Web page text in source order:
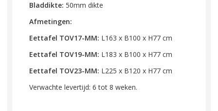
Bladdikte: 50mm dikte
Afmetingen:
Eettafel TOV17-MM: L163 x B100 x H77 cm
Eettafel TOV19-MM: L183 x B100 x H77 cm
Eettafel TOV23-MM: L225 x B120 x H77 cm
Verwachte levertijd: 6 tot 8 weken.